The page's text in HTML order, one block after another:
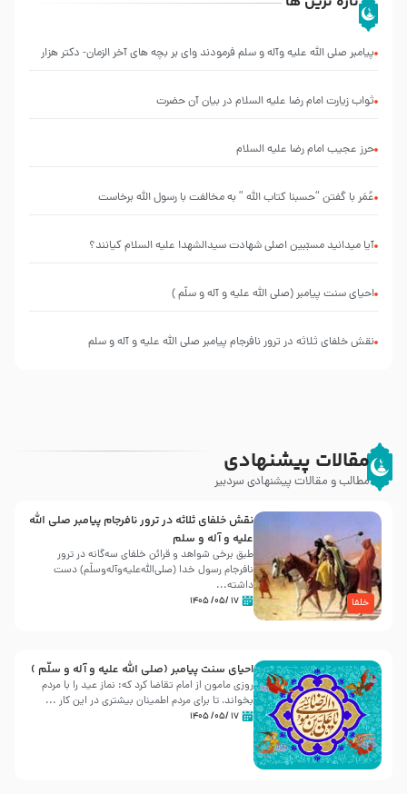
پیامبر صلی الله علیه وآله و سلم فرمودند وای بر بچه های آخر الزمان- دکتر هزار
ثواب زیارت امام رضا علیه السلام در بیان آن حضرت
حرز عجیب امام رضا علیه السلام
عُمَر با گفتن “حسبنا كتاب اللّه ” به مخالفت با رسول اللّه برخاست
آیا میدانید مسبّبین اصلی شهادت سیدالشهدا علیه ‌السلام کیانند؟
احیای سنت پیامبر (صلی الله علیه و آله و سلّم )
نقش خلفای ثلاثه در ترور نافرجام پیامبر صلی الله علیه و آله و سلم
مقالات پیشنهادی
مطالب و مقالات پیشنهادی سردبیر
خلفا
نقش خلفای ثلاثه در ترور نافرجام پیامبر صلی الله
علیه و آله و سلم
طبق برخی شواهد و قرائن خلفای سه‌گانه در ترور
نافرجام رسول خدا (صلی‌الله‌علیه‌و‌آله‌وسلّم) دست
داشته‌...
۱۷ /۰۵/ ۱۴۰۵
احیای سنت پیامبر (صلی الله علیه و آله و سلّم )
روزی مامون از امام تقاضا کرد که: نماز عید را با مردم
بخواند، تا برای مردم اطمینان بیشتری در این کار ...
۱۷ /۰۵/ ۱۴۰۵